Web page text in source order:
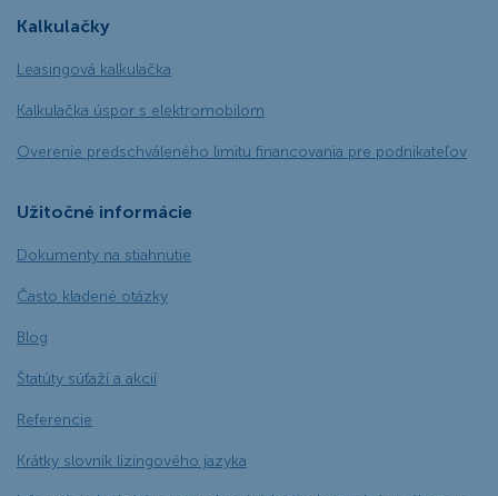
Kalkulačky
Leasingová kalkulačka
Kalkulačka úspor s elektromobilom
Overenie predschváleného limitu financovania pre podnikateľov
Užitočné informácie
Dokumenty na stiahnutie
Často kladené otázky
Blog
Štatúty súťaží a akcií
Referencie
Krátky slovník lízingového jazyka